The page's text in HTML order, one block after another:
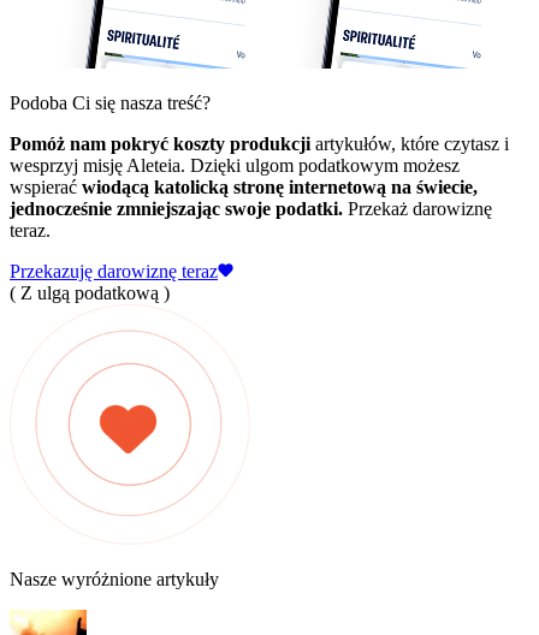
Podoba Ci się nasza treść?
Pomóż nam pokryć koszty produkcji artykułów, które czytasz i
wesprzyj misję Aleteia. Dzięki ulgom podatkowym możesz
wspierać wiodącą katolicką stronę internetową na świecie,
jednocześnie zmniejszając swoje podatki. Przekaż darowiznę
teraz.
Przekazuję darowiznę teraz
( Z ulgą podatkową )
Nasze wyróżnione artykuły